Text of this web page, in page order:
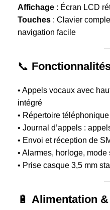
Affichage : Écran LCD
Touches : Clavier
navigation facile
📞
• Appels vocaux avec
intégré
• Répertoire
• Journal d’appels :
• Envoi et réception de
• Alarmes, horloge,
• Prise casque 3,5 mm
🔋 Alimentation